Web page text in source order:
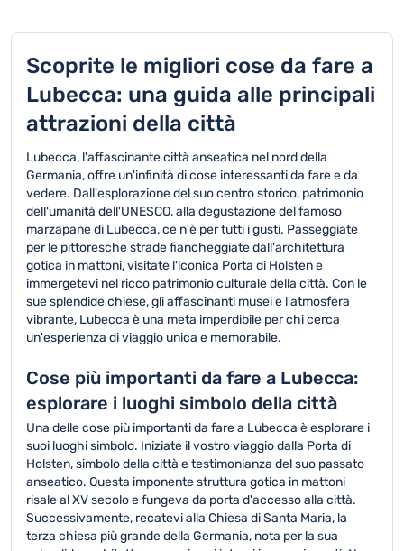
Scoprite le migliori cose da fare a
Lubecca: una guida alle principali
attrazioni della città
Lubecca, l'affascinante città anseatica nel nord della
Germania, offre un'infinità di cose interessanti da fare e da
vedere. Dall'esplorazione del suo centro storico, patrimonio
dell'umanità dell'UNESCO, alla degustazione del famoso
marzapane di Lubecca, ce n'è per tutti i gusti. Passeggiate
per le pittoresche strade fiancheggiate dall'architettura
gotica in mattoni, visitate l'iconica Porta di Holsten e
immergetevi nel ricco patrimonio culturale della città. Con le
sue splendide chiese, gli affascinanti musei e l'atmosfera
vibrante, Lubecca è una meta imperdibile per chi cerca
un'esperienza di viaggio unica e memorabile.
Cose più importanti da fare a Lubecca:
esplorare i luoghi simbolo della città
Una delle cose più importanti da fare a Lubecca è esplorare i
suoi luoghi simbolo. Iniziate il vostro viaggio dalla Porta di
Holsten, simbolo della città e testimonianza del suo passato
anseatico. Questa imponente struttura gotica in mattoni
risale al XV secolo e fungeva da porta d'accesso alla città.
Successivamente, recatevi alla Chiesa di Santa Maria, la
terza chiesa più grande della Germania, nota per la sua